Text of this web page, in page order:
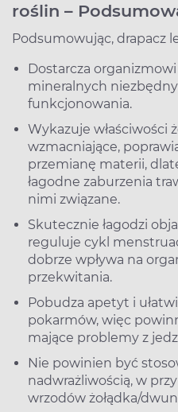
roślin –
Podsumowując, drapacz
Dostarcza
mineralnych
funkcjonowania.
Wykazuje właściwości
wzmacniające,
przemianę materii,
łagodne zaburzenia
nimi związane.
Skutecznie łagodzi
reguluje cykl
dobrze wpływa na
przekwitania.
Pobudza apetyt i
pokarmów, więc
mające problemy z
Nie powinien być
nadwrażliwością, w
wrzodów żołądka/